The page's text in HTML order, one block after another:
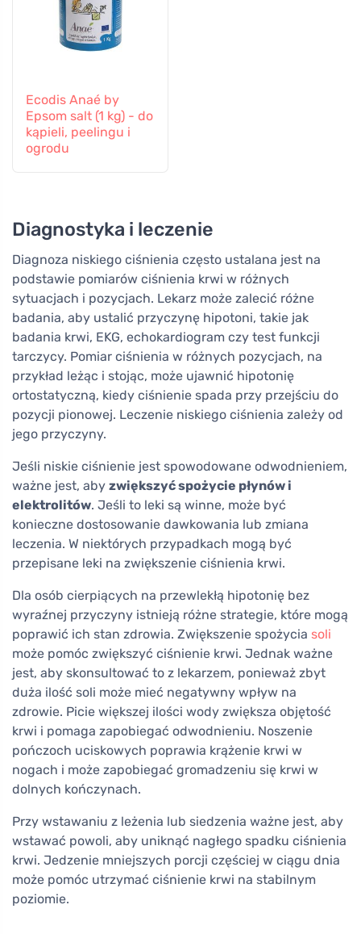
Ecodis Anaé by
Epsom salt (1 kg) - do
kąpieli, peelingu i
ogrodu
Diagnostyka i leczenie
Diagnoza niskiego ciśnienia często ustalana jest na
podstawie pomiarów ciśnienia krwi w różnych
sytuacjach i pozycjach. Lekarz może zalecić różne
badania, aby ustalić przyczynę hipotoni, takie jak
badania krwi, EKG, echokardiogram czy test funkcji
tarczycy. Pomiar ciśnienia w różnych pozycjach, na
przykład leżąc i stojąc, może ujawnić hipotonię
ortostatyczną, kiedy ciśnienie spada przy przejściu do
pozycji pionowej. Leczenie niskiego ciśnienia zależy od
jego przyczyny.
Jeśli niskie ciśnienie jest spowodowane odwodnieniem,
ważne jest, aby zwiększyć spożycie płynów i
elektrolitów. Jeśli to leki są winne, może być
konieczne dostosowanie dawkowania lub zmiana
leczenia. W niektórych przypadkach mogą być
przepisane leki na zwiększenie ciśnienia krwi.
Dla osób cierpiących na przewlekłą hipotonię bez
wyraźnej przyczyny istnieją różne strategie, które mogą
poprawić ich stan zdrowia. Zwiększenie spożycia soli
może pomóc zwiększyć ciśnienie krwi. Jednak ważne
jest, aby skonsultować to z lekarzem, ponieważ zbyt
duża ilość soli może mieć negatywny wpływ na
zdrowie. Picie większej ilości wody zwiększa objętość
krwi i pomaga zapobiegać odwodnieniu. Noszenie
pończoch uciskowych poprawia krążenie krwi w
nogach i może zapobiegać gromadzeniu się krwi w
dolnych kończynach.
Przy wstawaniu z leżenia lub siedzenia ważne jest, aby
wstawać powoli, aby uniknąć nagłego spadku ciśnienia
krwi. Jedzenie mniejszych porcji częściej w ciągu dnia
może pomóc utrzymać ciśnienie krwi na stabilnym
poziomie.